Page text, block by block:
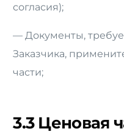
согласия);
— Документы,
Заказчика,
части;
3.3 Ценовая